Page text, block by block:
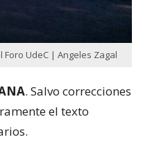
UdeC | Angeles Zagal
. Salvo correcciones
el texto